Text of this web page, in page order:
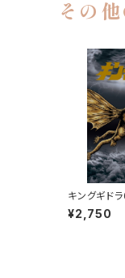
その
キングギド
ムポスター『
ギドラ』（1991
¥2,750